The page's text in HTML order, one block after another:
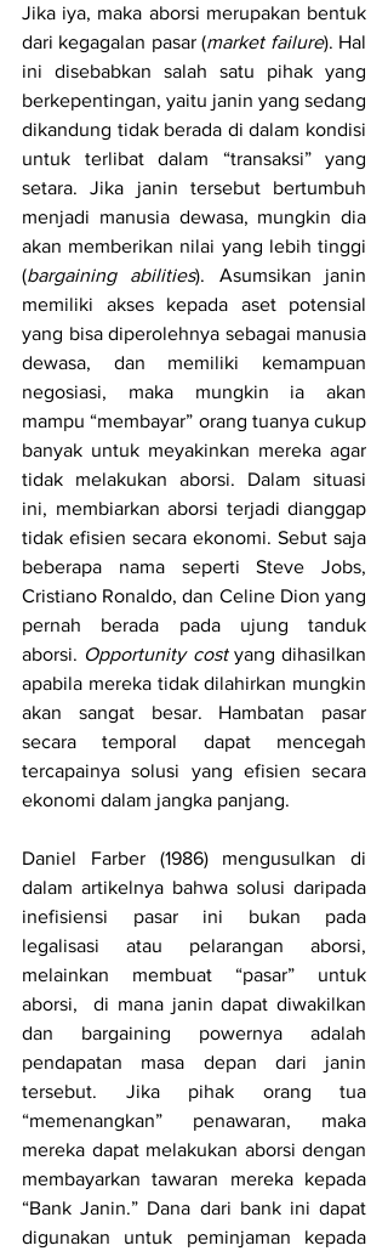
Jika iya, maka aborsi merupakan bentuk
dari kegagalan pasar (market failure). Hal
ini disebabkan salah satu pihak yang
berkepentingan, yaitu janin yang sedang
dikandung tidak berada di dalam kondisi
untuk terlibat dalam “transaksi” yang
setara. Jika janin tersebut bertumbuh
menjadi manusia dewasa, mungkin dia
akan memberikan nilai yang lebih tinggi
(bargaining abilities). Asumsikan janin
memiliki akses kepada aset potensial
yang bisa diperolehnya sebagai manusia
dewasa, dan memiliki kemampuan
negosiasi, maka mungkin ia akan
mampu “membayar” orang tuanya cukup
banyak untuk meyakinkan mereka agar
tidak melakukan aborsi. Dalam situasi
ini, membiarkan aborsi terjadi dianggap
tidak efisien secara ekonomi. Sebut saja
beberapa nama seperti Steve Jobs,
Cristiano Ronaldo, dan Celine Dion yang
pernah berada pada ujung tanduk
aborsi. Opportunity cost yang dihasilkan
apabila mereka tidak dilahirkan mungkin
akan sangat besar. Hambatan pasar
secara temporal dapat mencegah
tercapainya solusi yang efisien secara
ekonomi dalam jangka panjang.
Daniel Farber (1986) mengusulkan di
dalam artikelnya bahwa solusi daripada
inefisiensi pasar ini bukan pada
legalisasi atau pelarangan aborsi,
melainkan membuat “pasar” untuk
aborsi,  di mana janin dapat diwakilkan
dan bargaining powernya adalah
pendapatan masa depan dari janin
tersebut. Jika pihak orang tua
“memenangkan” penawaran, maka
mereka dapat melakukan aborsi dengan
membayarkan tawaran mereka kepada
“Bank Janin.” Dana dari bank ini dapat
digunakan untuk peminjaman kepada